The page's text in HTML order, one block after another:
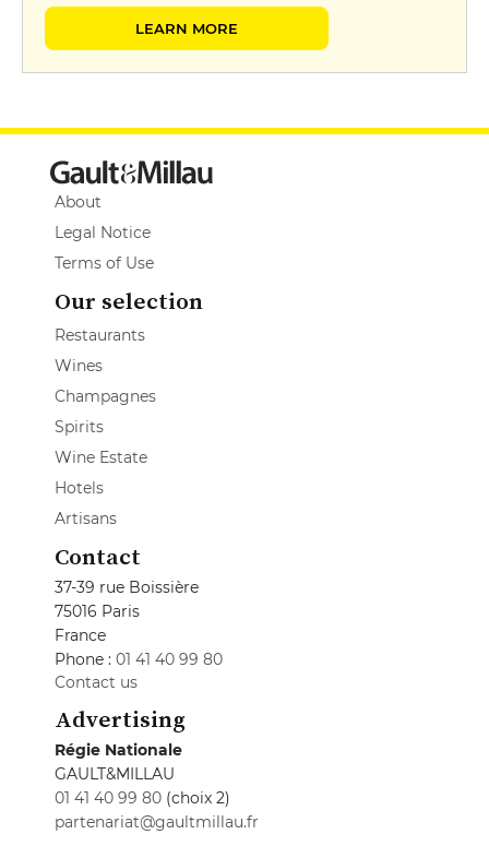
LEARN MORE
About
Legal Notice
Terms of Use
Our selection
Restaurants
Wines
Champagnes
Spirits
Wine Estate
Hotels
Artisans
Contact
37-39 rue Boissière
75016 Paris
France
Phone : 01 41 40 99 80
Contact us
Advertising
Régie Nationale
GAULT&MILLAU
01 41 40 99 80 (choix 2)
partenariat@gaultmillau.fr